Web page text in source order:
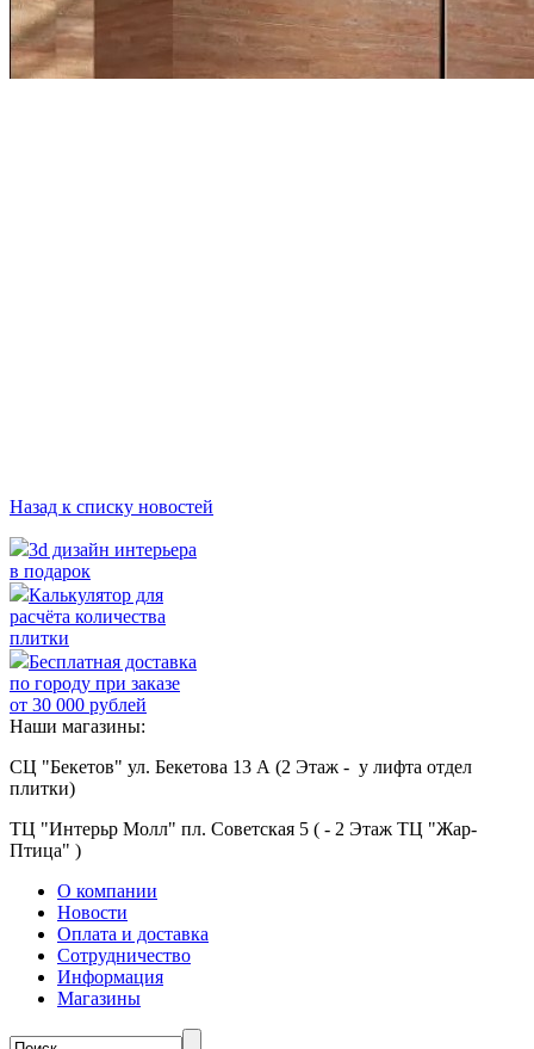
Назад к списку новостей
3d дизайн интерьера
в подарок
Калькулятор для
расчёта количества
плитки
Бесплатная доставка
по городу при заказе
от 30 000 рублей
Наши магазины:
СЦ "Бекетов" ул. Бекетова 13 А (2 Этаж - у лифта отдел
плитки)
ТЦ "Интерьр Молл" пл. Советская 5 ( - 2 Этаж ТЦ "Жар-
Птица" )
О компании
Новости
Оплата и доставка
Сотрудничество
Информация
Магазины